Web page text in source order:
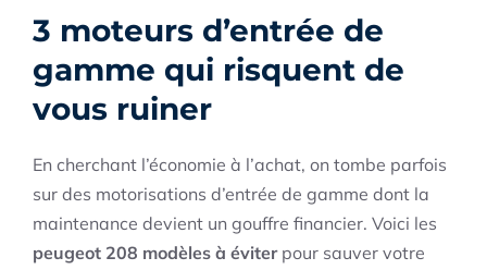
3 moteurs d’entrée de
gamme qui risquent de
vous ruiner
En cherchant l’économie à l’achat, on tombe parfois
sur des motorisations d’entrée de gamme dont la
maintenance devient un gouffre financier. Voici les
peugeot 208 modèles à éviterpour sauver votre